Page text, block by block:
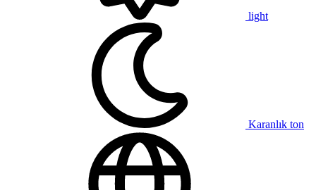
light
Karanlık ton